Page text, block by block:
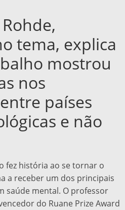
tema, explica
mostrou
nos
países
e não
fez história ao se tornar o
a receber um dos principais
saúde mental. O professor
do Ruane Prize Award